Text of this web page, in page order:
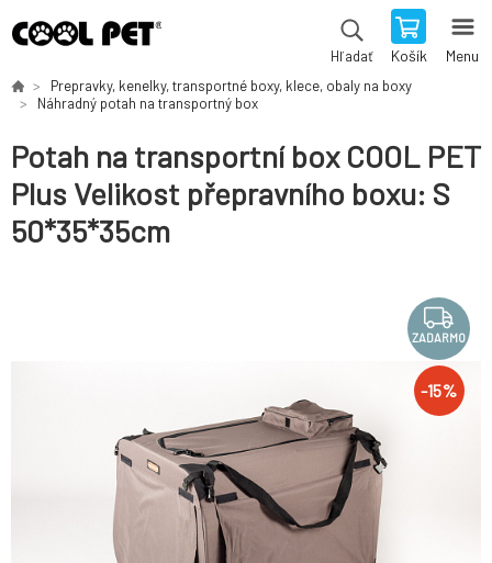
Hľadať Košík Menu
Prepravky, kenelky, transportné boxy, klece, obaly na boxy
Náhradný potah na transportný box
Potah na transportní box COOL PET
Plus Velikost přepravního boxu: S
50*35*35cm
ZADARMO
-15%